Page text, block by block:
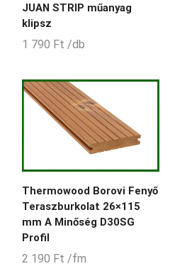
JUAN STRIP műanyag
klipsz
1 790 Ft /db
Thermowood Borovi Fenyő
Teraszburkolat 26×115
mm A Minőség D30SG
Profil
2 190 Ft /fm